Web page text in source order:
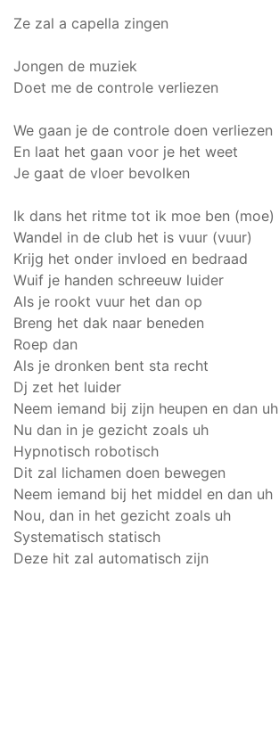
Ze zal a capella zingen
Jongen de muziek
Doet me de controle verliezen
We gaan je de controle doen verliezen
En laat het gaan voor je het weet
Je gaat de vloer bevolken
Ik dans het ritme tot ik moe ben (moe)
Wandel in de club het is vuur (vuur)
Krijg het onder invloed en bedraad
Wuif je handen schreeuw luider
Als je rookt vuur het dan op
Breng het dak naar beneden
Roep dan
Als je dronken bent sta recht
Dj zet het luider
Neem iemand bij zijn heupen en dan uh
Nu dan in je gezicht zoals uh
Hypnotisch robotisch
Dit zal lichamen doen bewegen
Neem iemand bij het middel en dan uh
Nou, dan in het gezicht zoals uh
Systematisch statisch
Deze hit zal automatisch zijn